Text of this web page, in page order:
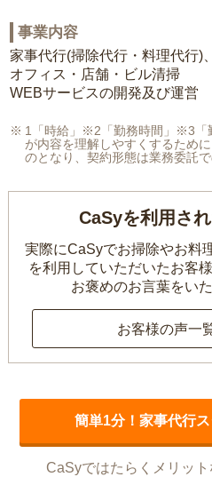
事業内容
家事代行(掃除代行・料理代行)
オフィス・店舗・ビル清掃
WEBサービスの開発及び運営
1「時給」※2「勤務時間」※3「
が内容を理解しやすくするため
のとなり、契約形態は業務委託で
CaSyを利用さ
実際にCaSyでお掃除やお料
を利用していただいたお客様
お褒めのお言葉をい
お客様の声一
簡単1分！家事代行
CaSyではたらくメリッ